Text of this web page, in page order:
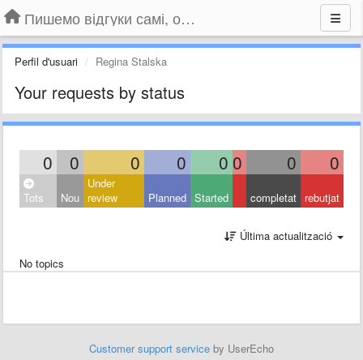
Пишемо відгуки самі, обговорюємо інші ідеї та пропозиції до Громадського Телебачення
Perfil d'usuari Regina Stalska
Your requests by status
0 0 0 0 0 0 0 0
Tots Nou
Under
review
Planned Started completat rebutjat
Última actualització
No topics
Customer support service by UserEcho